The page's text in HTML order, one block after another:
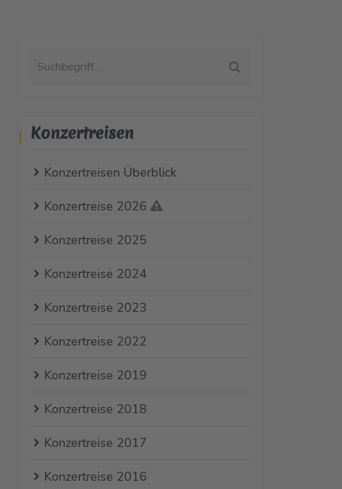
Konzertreisen
Konzertreisen Überblick
Konzertreise 2026
Konzertreise 2025
Konzertreise 2024
Konzertreise 2023
Konzertreise 2022
Konzertreise 2019
Konzertreise 2018
Konzertreise 2017
Konzertreise 2016